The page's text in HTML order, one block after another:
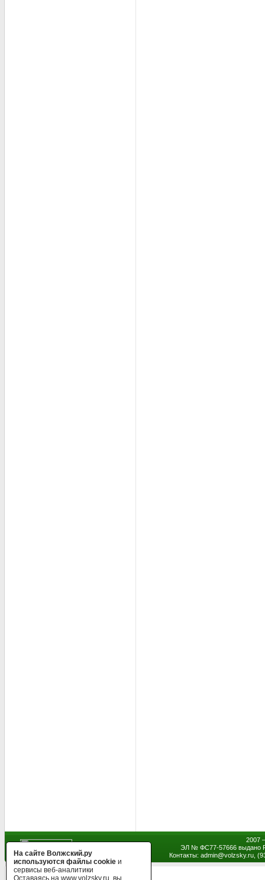
2007
ЭЛ № ФС77-57666 выдано
Контакты: admin@volzsky.ru,
На сайте Волжский.ру
используются файлы cookie и
сервисы веб-аналитики
Оставаясь на www.volzsky.ru, вы